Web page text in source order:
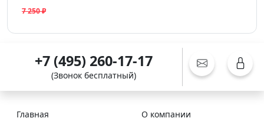
7 250 ₽
+7 (495) 260-17-17
(Звонок бесплатный)
Главная
О компании